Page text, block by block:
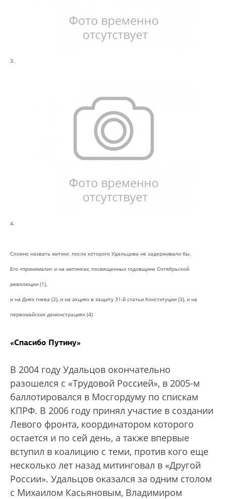
3.
4.
Сложно назвать митинг, после которого Удальцова не задерживали бы.
Его «принимали» и на митингах, посвященных годовщине Октябрьской
революции (1),
и на Днях гнева (2), и на акциях в защиту 31-й статьи Конституции (3), и на
первомайских демонстрациях (4)
«Спасибо Путину»
В 2004 году Удальцов окончательно
разошелся с «Трудовой Россией», в 2005-м
баллотировался в Мосгордуму по спискам
КПРФ. В 2006 году принял участие в создании
Левого фронта, координатором которого
остается и по сей день, а также впервые
вступил в коалицию с теми, против кого еще
несколько лет назад митинговал в «Другой
России». Удальцов оказался за одним столом
с Михаилом Касьяновым, Владимиром